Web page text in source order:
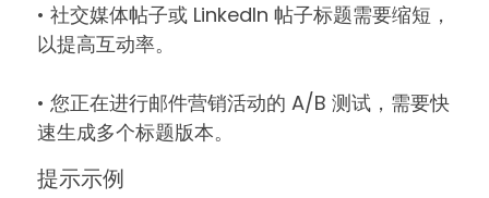
• 社交媒体帖子或 LinkedIn 帖子标题需要缩短，
以提高互动率。
• 您正在进行邮件营销活动的 A/B 测试，需要快
速生成多个标题版本。
提示示例